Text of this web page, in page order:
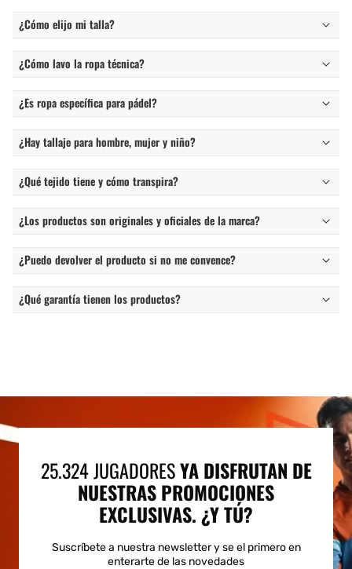
¿Cómo elijo mi talla?
¿Cómo lavo la ropa técnica?
¿Es ropa específica para pádel?
¿Hay tallaje para hombre, mujer y niño?
¿Qué tejido tiene y cómo transpira?
¿Los productos son originales y oficiales de la marca?
¿Puedo devolver el producto si no me convence?
¿Qué garantía tienen los productos?
25.324 JUGADORESYA DISFRUTAN DE
NUESTRAS PROMOCIONES
EXCLUSIVAS. ¿Y TÚ?
Suscríbete a nuestra newsletter y se el primero en
enterarte de las novedades